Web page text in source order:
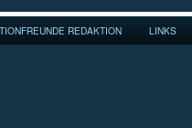
REDAKTION LINKS